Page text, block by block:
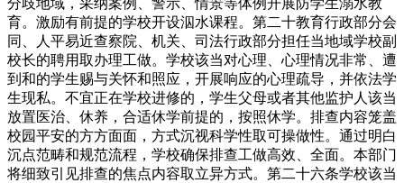
育。激励有前提的学校开设泅水课程。第二十教育行政部分会
同、人平易近查察院、机关、司法行政部分担任当地域学校副
校长的聘用取办理工做。学校该当对心理、心理情况非常、遭
到和的学生赐与关怀和照应，开展响应的心理疏导，并依法学
生现私。不宜正在学校进修的，学生父母或者其他监护人该当
放置医治、休养，合适休学前提的，按照休学。排查内容笼盖
校园平安的方方面面，方式沉视科学性取可操做性。通过明白
沉点范畴和规范流程，学校确保排查工做高效、全面。本部门
将细致引见排查的焦点内容取立异方式。第二十六条学校该当